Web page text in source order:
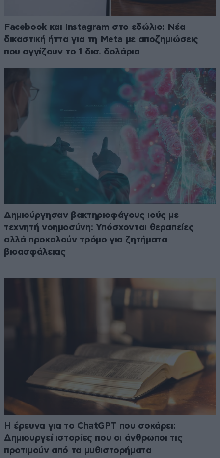
Facebook και Instagram στο εδώλιο: Νέα
δικαστική ήττα για τη Meta με αποζημιώσεις
που αγγίζουν το 1 δισ. δολάρια
Δημιούργησαν βακτηριοφάγους ιούς με
τεχνητή νοημοσύνη: Υπόσχονται θεραπείες
αλλά προκαλούν τρόμο για ζητήματα
βιοασφάλειας
H έρευνα για το ChatGPT που σοκάρει:
Δημιουργεί ιστορίες που οι άνθρωποι τις
προτιμούν από τα μυθιστορήματα